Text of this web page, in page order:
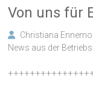
Von uns für
Christiana
News aus der